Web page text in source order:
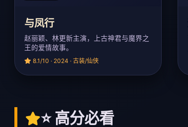
与凤行
赵丽颖、林更新主演，上古神君与魔界之
王的爱情故事。
8.1/10 · 2024 · 古装/仙侠
⭐ 高分必看